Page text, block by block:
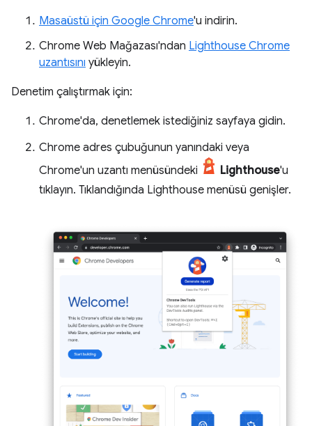
Masaüstü için Google Chrome'u indirin.
Chrome Web Mağazası'ndan Lighthouse Chrome
uzantısını yükleyin.
Denetim çalıştırmak için:
Chrome'da, denetlemek istediğiniz sayfaya gidin.
Chrome adres çubuğunun yanındaki veya
Chrome'un uzantı menüsündeki
Lighthouse'u
tıklayın. Tıklandığında Lighthouse menüsü genişler.